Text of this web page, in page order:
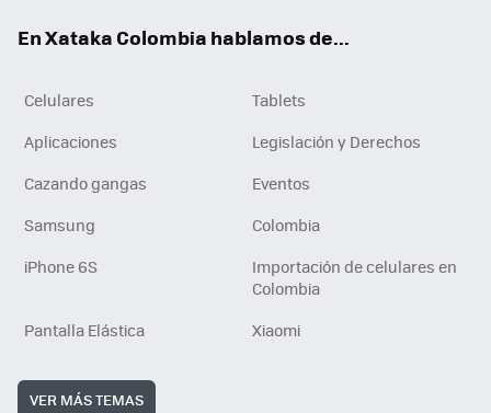
En Xataka Colombia hablamos de...
Celulares
Tablets
Aplicaciones
Legislación y Derechos
Cazando gangas
Eventos
Samsung
Colombia
iPhone 6S
Importación de celulares en
Colombia
Pantalla Elástica
Xiaomi
VER MÁS TEMAS